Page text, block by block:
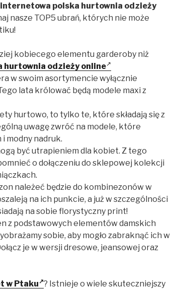
internetowa polska hurtownia odzieży
nasze TOP5 ubrań, których nie może
kobiecego elementu garderoby niż
hurtownia odzieży online
w swoim asortymencie wyłącznie
lata królować będą modele maxi z
hurtowo, to tylko te, które składają się z
uwagę zwróć na modele, które
i modny nadruk.
być utrapieniem dla kobiet. Z tego
o dołączeniu do sklepowej kolekcji
należeć będzie do kombinezonów w
na ich punkcie, a już w szczególności
na sobie florystyczny print!
z podstawowych elementów damskich
sobie, aby mogło zabraknąć ich w
je w wersji dresowe, jeansowej oraz
w Ptaku ? Istnieje o wiele skuteczniejszy